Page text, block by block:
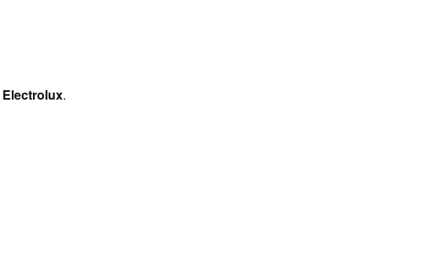
Electrolux.